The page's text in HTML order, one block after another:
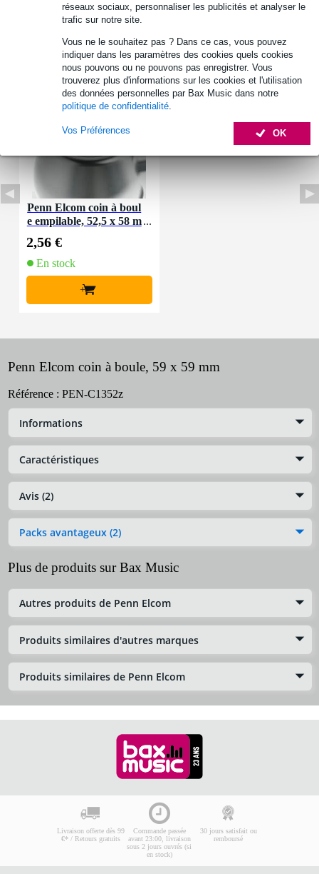
réseaux sociaux, personnaliser les publicités et analyser le
trafic sur notre site.
Vous ne le souhaitez pas ? Dans ce cas, vous pouvez
indiquer dans les paramètres des cookies quels cookies
nous pouvons ou ne pouvons pas enregistrer. Vous
trouverez plus d'informations sur les cookies et l'utilisation
des données personnelles par Bax Music dans notre
politique de confidentialité.
OK
Vos Préférences
Afficher toutes les caractéristiques du produit
Accessoires (1)
Penn Elcom coin à boul
e empilable, 52,5 x 58 m
2,56 €
En stock
+
Penn Elcom coin à boule, 59 x 59 mm
Référence : PEN-C1352z
Informations
Caractéristiques
Avis (2)
Packs avantageux (2)
Plus de produits sur Bax Music
Autres produits de Penn Elcom
Produits similaires d'autres marques
Produits similaires de Penn Elcom
Livraison offerte dès 99
€* / Retours gratuits
Commande passée
avant 23:00, livraison
sous 2 jours ouvrés (si
en stock)
30 jours satisfait ou
remboursé